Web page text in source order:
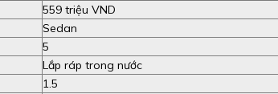
559 triệu VND
Sedan
5
Lắp ráp trong nước
1.5